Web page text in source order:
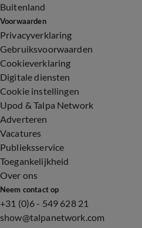
Buitenland
Voorwaarden
Privacyverklaring
Gebruiksvoorwaarden
Cookieverklaring
Digitale diensten
Cookie instellingen
Upod & Talpa Network
Adverteren
Vacatures
Publieksservice
Toegankelijkheid
Over ons
Neem contact op
+31 (0)6 - 549 628 21
show@talpanetwork.com